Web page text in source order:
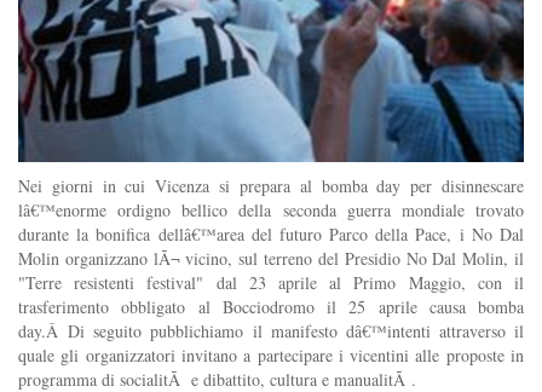
Nei giorni in cui Vicenza si prepara al bomba day per disinnescare
lâ€™enorme ordigno bellico della seconda guerra mondiale trovato
durante la bonifica dellâ€™area del futuro Parco della Pace, i No Dal
Molin organizzano lÃ¬ vicino, sul terreno del Presidio No Dal Molin, il
"Terre resistenti festival" dal 23 aprile al Primo Maggio, con il
trasferimento obbligato al Bocciodromo il 25 aprile causa bomba
day.Â Di seguito pubblichiamo il manifesto dâ€™intenti attraverso il
quale gli organizzatori invitano a partecipare i vicentini alle proposte in
programma di socialitÃ e dibattito, cultura e manualitÃ .